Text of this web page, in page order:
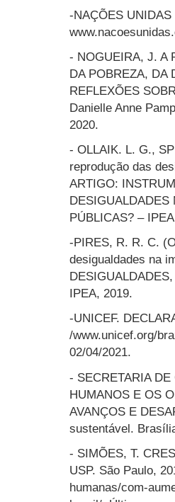
-NAÇÕES
- NOGUEIRA, J. A
DA POBREZA, DA
REFLEXÕES
Danielle Anne
2020.
- OLLAIK. L. G.,
reprodução das
ARTIGO:
DESIGUALDADES
PÚBLICAS? –
-PIRES, R. R. C.
desigualdades na
IPEA, 2019.
-UNICEF.
/www.unicef.org/
02/04/2021.
- SECRETARIA
HUMANOS E OS
AVANÇOS E
sustentável.
- SIMÕES, T.
USP. São Paulo,
humanas/com-